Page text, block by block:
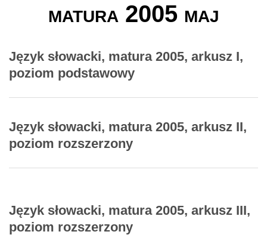
matura 2005 maj
Język słowacki, matura 2005, arkusz I,
poziom podstawowy
Język słowacki, matura 2005, arkusz II,
poziom rozszerzony
Język słowacki, matura 2005, arkusz III,
poziom rozszerzony